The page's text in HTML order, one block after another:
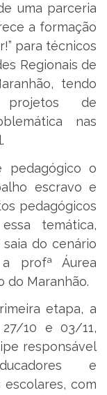
uma parceria
a formação
para técnicos
Regionais de
tendo
de
nas
pedagógico o
escravo e
pedagógicos
temática,
do cenário
profª Áurea
do Maranhão.
etapa, a
10 e 03/11,
responsável
e
com